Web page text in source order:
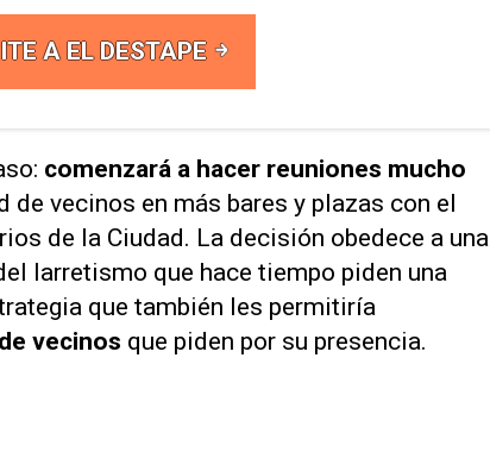
A EL DESTAPE
comenzará a hacer reuniones mucho
de vecinos en más bares y plazas con el
de la Ciudad. La decisión obedece a una
larretismo que hace tiempo piden una
que también les permitiría
vecinos que piden por su presencia.